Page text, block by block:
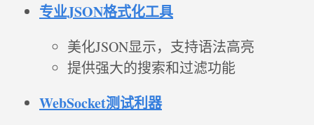
专业JSON格式化工具
美化JSON显示，支持语法高亮
提供强大的搜索和过滤功能
WebSocket测试利器